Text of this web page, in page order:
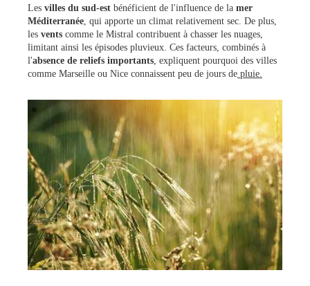
Les villes du sud-est bénéficient de l'influence de la mer
Méditerranée, qui apporte un climat relativement sec. De plus,
les vents comme le Mistral contribuent à chasser les nuages,
limitant ainsi les épisodes pluvieux. Ces facteurs, combinés à
l'absence de reliefs importants, expliquent pourquoi des villes
comme Marseille ou Nice connaissent peu de jours de pluie.